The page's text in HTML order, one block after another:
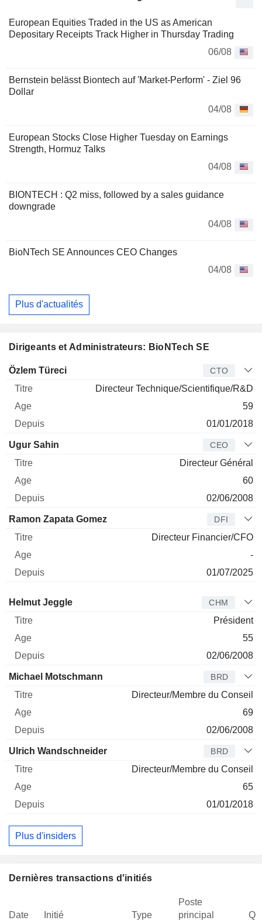
European Equities Traded in the US as American
Depositary Receipts Track Higher in Thursday Trading
06/08
Bernstein belässt Biontech auf 'Market-Perform' - Ziel 96
Dollar
04/08
European Stocks Close Higher Tuesday on Earnings
Strength, Hormuz Talks
04/08
BIONTECH : Q2 miss, followed by a sales guidance
downgrade
04/08
BioNTech SE Announces CEO Changes
04/08
Plus d'actualités
Dirigeants et Administrateurs: BioNTech SE
Dirigeant Titre
Özlem Türeci CTO
Directeur Technique/Scientifique/R&D
59
01/01/2018
Ugur Sahin CEO
Directeur Général
60
02/06/2008
Ramon Zapata Gomez DFI
Directeur Financier/CFO
-
01/07/2025
Administrateur
Helmut Jeggle CHM
Président
55
02/06/2008
Michael Motschmann BRD
Directeur/Membre du Conseil
69
02/06/2008
Ulrich Wandschneider BRD
Directeur/Membre du Conseil
65
01/01/2018
Plus d'insiders
Dernières transactions d'initiés
Date Initié Type
Poste
principal